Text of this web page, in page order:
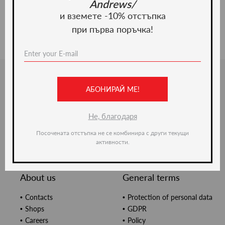
Categories For customers
Made to measure
Size guide
Corporate clients
About us
Contacts
Shops
Careers
General terms
Protection of personal data
GDPR
Policy
Andrews/
и вземете -10% отстъпка
при първа поръчка!
АБОНИРАЙ МЕ!
Не, благодаря
Посочената отстъпка не се комбинира с други текущи
активности.